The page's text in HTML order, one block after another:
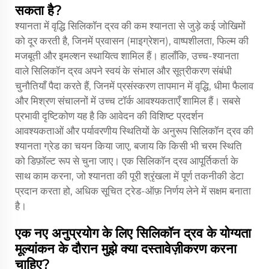
सकता है?
श्यानता में वृद्धि सिलिकॉन द्रव की कम श्यानता से जुड़े कई जोखिमों
को दूर करती है, जिनमें प्रवासन (माइग्रेशन), वाष्पशीलता, फिल्म की
मजबूती और इमल्शन स्थायित्व शामिल हैं। हालाँकि, उच्च-श्यानता
वाले सिलिकॉन द्रव अपने स्वयं के संभाल और सूत्रीकरण संबंधी
चुनौतियाँ पैदा करते हैं, जिनमें प्रसंस्करण तापमान में वृद्धि, धीमा फैलाव
और मिश्रण संचालनों में उच्च टॉर्क आवश्यकताएँ शामिल हैं। सबसे
प्रभावी दृष्टिकोण यह है कि आवेदन की विशिष्ट प्रदर्शन
आवश्यकताओं और पर्यावरणीय स्थितियों के अनुरूप सिलिकॉन द्रव की
श्यानता ग्रेड का चयन किया जाए, बजाय कि किसी भी चरम स्थिति
को डिफ़ॉल्ट रूप से चुना जाए। एक सिलिकॉन द्रव आपूर्तिकर्ता के
साथ काम करना, जो श्यानता की पूरी श्रृंखला में पूर्ण तकनीकी डेटा
प्रदान करता हो, अधिक सूचित ट्रेड-ऑफ़ निर्णय लेने में सक्षम बनाता
है।
एक नए अनुप्रयोग के लिए सिलिकॉन द्रव के योग्यता
मूल्यांकन के दौरान मुझे क्या दस्तावेज़ीकरण करना
चाहिए?